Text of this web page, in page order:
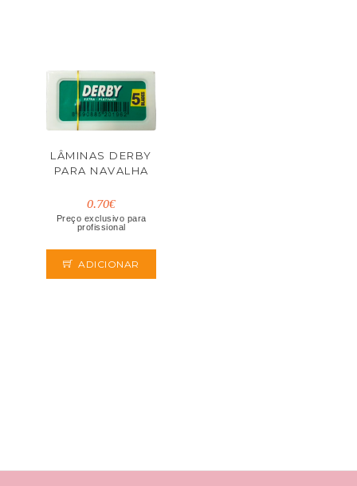
LÂMINAS DERBY
PARA NAVALHA
0.70€
Preço exclusivo para
profissional
ADICIONAR